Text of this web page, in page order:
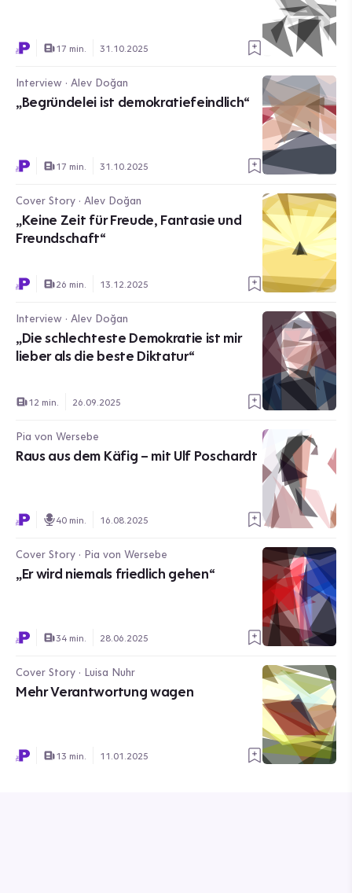
17 min. 31.10.2025
Interview · Alev Doğan
„Begründelei ist demokratiefeindlich“
17 min. 31.10.2025
Cover Story · Alev Doğan
„Keine Zeit für Freude, Fantasie und
Freundschaft“
26 min. 13.12.2025
Interview · Alev Doğan
„Die schlechteste Demokratie ist mir
lieber als die beste Diktatur“
12 min. 26.09.2025
Pia von Wersebe
Raus aus dem Käfig – mit Ulf Poschardt
40 min. 16.08.2025
Cover Story · Pia von Wersebe
„Er wird niemals friedlich gehen“
34 min. 28.06.2025
Cover Story · Luisa Nuhr
Mehr Verantwortung wagen
13 min. 11.01.2025